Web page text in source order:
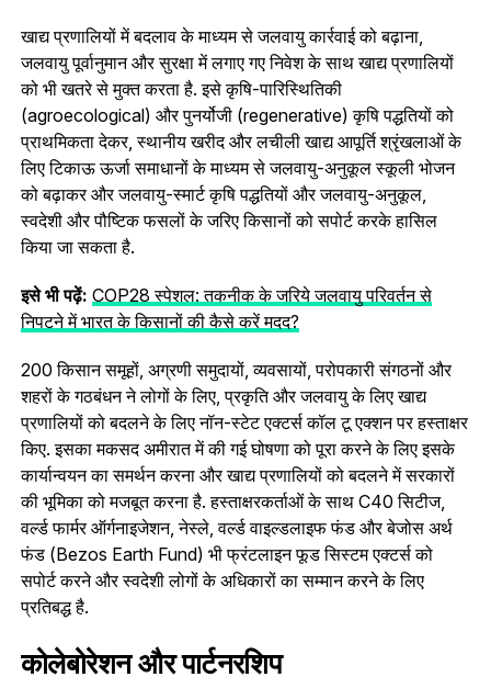
खाद्य प्रणालियों में बदलाव के माध्यम से जलवायु कार्रवाई को बढ़ाना,
जलवायु पूर्वानुमान और सुरक्षा में लगाए गए निवेश के साथ खाद्य प्रणालियों
को भी खतरे से मुक्त करता है. इसे कृषि-पारिस्थितिकी
(agroecological) और पुनर्योजी (regenerative) कृषि पद्धतियों को
प्राथमिकता देकर, स्थानीय खरीद और लचीली खाद्य आपूर्ति श्रृंखलाओं के
लिए टिकाऊ ऊर्जा समाधानों के माध्यम से जलवायु-अनुकूल स्कूली भोजन
को बढ़ाकर और जलवायु-स्मार्ट कृषि पद्धतियों और जलवायु-अनुकूल,
स्वदेशी और पौष्टिक फसलों के जरिए किसानों को सपोर्ट करके हासिल
किया जा सकता है.
इसे भी पढ़ें: COP28 स्पेशल: तकनीक के जरिये जलवायु परिवर्तन से
निपटने में भारत के किसानों की कैसे करें मदद?
200 किसान समूहों, अग्रणी समुदायों, व्यवसायों, परोपकारी संगठनों और
शहरों के गठबंधन ने लोगों के लिए, प्रकृति और जलवायु के लिए खाद्य
प्रणालियों को बदलने के लिए नॉन-स्टेट एक्टर्स कॉल टू एक्शन पर हस्ताक्षर
किए. इसका मकसद अमीरात में की गई घोषणा को पूरा करने के लिए इसके
कार्यान्वयन का समर्थन करना और खाद्य प्रणालियों को बदलने में सरकारों
की भूमिका को मजबूत करना है. हस्ताक्षरकर्ताओं के साथ C40 सिटीज,
वर्ल्ड फार्मर ऑर्गनाइजेशन, नेस्ले, वर्ल्ड वाइल्डलाइफ फंड और बेजोस अर्थ
फंड (Bezos Earth Fund) भी फ्रंटलाइन फूड सिस्टम एक्टर्स को
सपोर्ट करने और स्वदेशी लोगों के अधिकारों का सम्मान करने के लिए
प्रतिबद्ध है.
कोलेबोरेशन और पार्टनरशिप